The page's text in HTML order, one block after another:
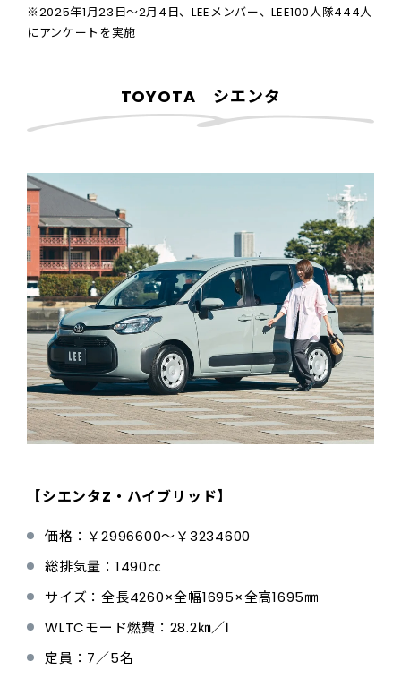
※2025年1月23日～2月4日、LEEメンバー、LEE100人隊444人
にアンケートを実施
TOYOTA シエンタ
【シエンタZ・ハイブリッド】
価格：￥2996600〜￥3234600
総排気量：1490㏄
サイズ：全長4260×全幅1695×全高1695㎜
WLTCモード燃費：28.2㎞／ℓ
定員：7／5名